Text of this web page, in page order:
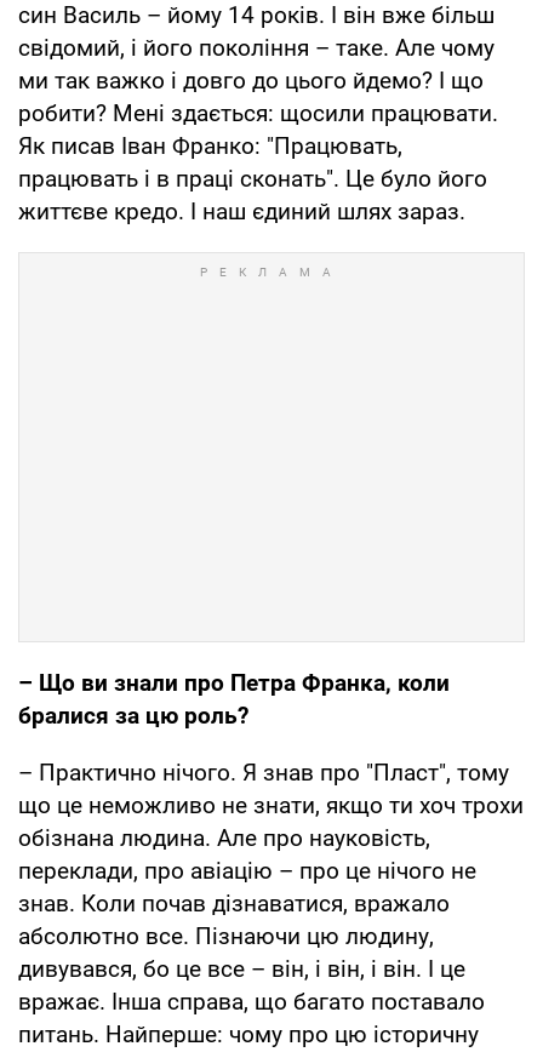
син Василь – йому 14 років. І він вже більш
свідомий, і його покоління – таке. Але чому
ми так важко і довго до цього йдемо? І що
робити? Мені здається: щосили працювати.
Як писав Іван Франко: "Працювать,
працювать і в праці сконать". Це було його
життєве кредо. І наш єдиний шлях зараз.
– Що ви знали про Петра Франка, коли
бралися за цю роль?
– Практично нічого. Я знав про "Пласт", тому
що це неможливо не знати, якщо ти хоч трохи
обізнана людина. Але про науковість,
переклади, про авіацію – про це нічого не
знав. Коли почав дізнаватися, вражало
абсолютно все. Пізнаючи цю людину,
дивувався, бо це все – він, і він, і він. І це
вражає. Інша справа, що багато поставало
питань. Найперше: чому про цю історичну